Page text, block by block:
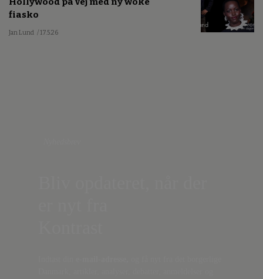
fiasko
Jan Lund / 17.5.26